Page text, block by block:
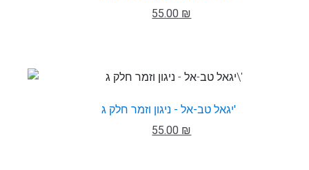
55.00 ₪
יגאל טב-אל - ניגון וזמר חלק ג'
55.00 ₪